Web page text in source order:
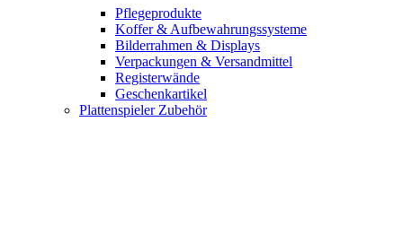
Pflegeprodukte
Koffer & Aufbewahrungssysteme
Bilderrahmen & Displays
Verpackungen & Versandmittel
Registerwände
Geschenkartikel
Plattenspieler Zubehör